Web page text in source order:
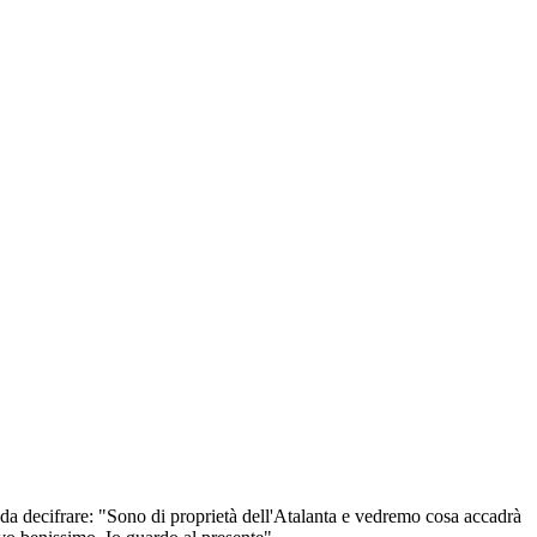
decifrare: "Sono di proprietà dell'Atalanta e vedremo cosa accadrà